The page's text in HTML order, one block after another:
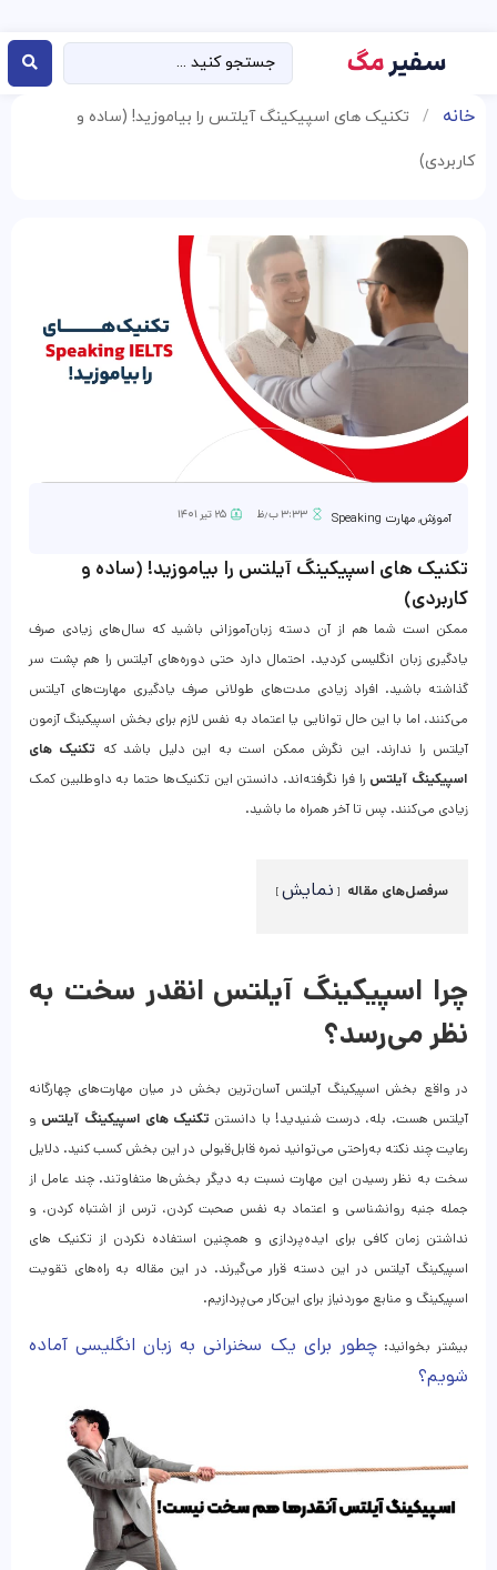
خانه / تکنیک‌ های اسپیکینگ آیلتس را بیاموزید! (ساده و
کاربردی)
آموزش,مهارت Speaking ۳:۳۳ ب٫ظ ۲۵ تیر ۱۴۰۱
تکنیک‌ های اسپیکینگ آیلتس را بیاموزید! (ساده و
کاربردی)
ممکن است شما هم از آن دسته زبان‌آموزانی باشید که سال‌های زیادی صرف
یادگیری زبان انگلیسی کردید. احتمال دارد حتی دوره‌های آیلتس را هم پشت سر
گذاشته باشید. افراد زیادی مدت‌های طولانی صرف یادگیری مهارت‌های آیلتس
می‌کنند، اما با این حال توانایی یا اعتماد به نفس لازم برای بخش اسپیکینگ آزمون
آیلتس را ندارند. این نگرش ممکن است به این دلیل باشد که تکنیک‌ های
اسپیکینگ آیلتس را فرا نگرفته‌اند. دانستن این تکنیک‌ها حتما به داوطلبین کمک
زیادی می‌کنند. پس تا آخر همراه ما باشید.
سرفصل‌های مقاله نمایش
چرا اسپیکینگ آیلتس انقدر سخت به
نظر می‌رسد؟
در واقع بخش اسپیکینگ آیلتس آسان‌ترین بخش در میان مهارت‌های چهارگانه
آیلتس هست. بله، درست شنیدید! با دانستن تکنیک‌ های اسپیکینگ آیلتس و
رعایت چند نکته به‌راحتی می‌توانید نمره قابل‌قبولی در این بخش کسب کنید. دلایل
سخت به نظر رسیدن این مهارت نسبت به دیگر بخش‌ها متفاوتند. چند عامل از
جمله جنبه روانشناسی و اعتماد به نفس صحبت کردن، ترس از اشتباه کردن، و
نداشتن زمان کافی برای ایده‌پردازی و همچنین استفاده نکردن از تکنیک‌ های
اسپیکینگ آیلتس در این دسته قرار می‌گیرند. در این مقاله به راه‌های تقویت
اسپیکینگ و منابع موردنیاز برای این‌کار می‌پردازیم.
بیشتر بخوانید:چطور برای یک سخنرانی به زبان انگلیسی آماده
شویم؟